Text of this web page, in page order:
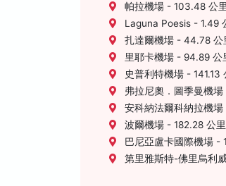
帕拉機場 - 103.48 公里
Laguna Poesis - 1.49
扎達爾機場 - 44.78 公
里耶卡機場 - 94.89 公
史普利特機場 - 141.13
弗拉尼奧．圖季曼機
安科納法爾科納拉機
波爾機場 - 182.28 公里
巴尼亞盧卡國際機場 -
第里雅斯特-佛里烏利